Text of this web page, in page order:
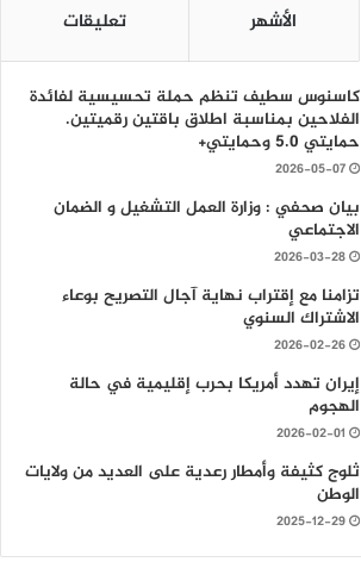
الأشهر تعليقات
كاسنوس سطيف تنظم حملة تحسيسية لفائدة
الفلاحين بمناسبة اطلاق باقتين رقميتين.
حمايتي 5.0 وحمايتي+
2026-05-07
بيان صحفي : وزارة العمل التشغيل و الضمان
الاجتماعي
2026-03-28
تزامنا مع إقتراب نهاية آجال التصريح بوعاء
الاشتراك السنوي
2026-02-26
إيران تهدد أمريكا بحرب إقليمية في حالة
الهجوم
2026-02-01
ثلوج كثيفة وأمطار رعدية على العديد من ولايات
الوطن
2025-12-29